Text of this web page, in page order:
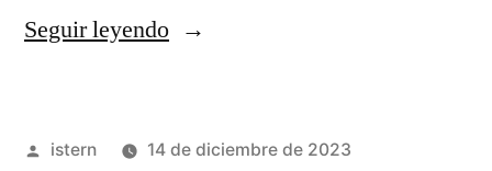
Seguir leyendo«coleccion
Publicado
istern
14 de diciembre de 2023